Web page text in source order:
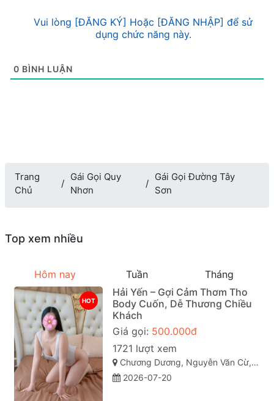
Vui lòng [ĐĂNG KÝ] Hoặc [ĐĂNG NHẬP] để sử
dụng chức năng này.
0 BÌNH LUẬN
Trang
Chủ
Gái Gọi Quy
Nhơn
Gái Gọi Đường Tây
Sơn
Top xem nhiều
Hôm nay Tuần Tháng
HOT
Hải Yến – Gợi Cảm Thơm Tho
Body Cuốn, Dễ Thương Chiều
Khách
Giá gọi: 500.000đ
1721 lượt xem
Chương Dương, Nguyễn Văn Cừ, Quy Nhơn, Bình Định
2026-07-20